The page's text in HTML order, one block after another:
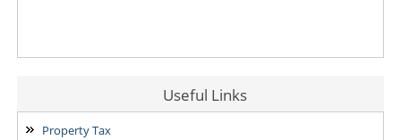
Useful Links
Property Tax